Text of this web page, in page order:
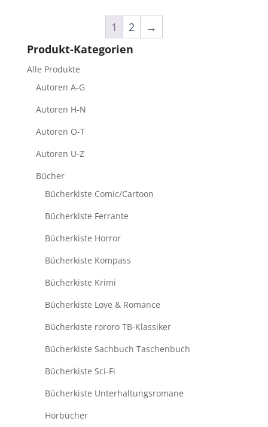
1 2
→
Produkt-Kategorien
Alle Produkte
Autoren A-G
Autoren H-N
Autoren O-T
Autoren U-Z
Bücher
Bücherkiste Comic/Cartoon
Bücherkiste Ferrante
Bücherkiste Horror
Bücherkiste Kompass
Bücherkiste Krimi
Bücherkiste Love & Romance
Bücherkiste rororo TB-Klassiker
Bücherkiste Sachbuch Taschenbuch
Bücherkiste Sci-Fi
Bücherkiste Unterhaltungsromane
Hörbücher